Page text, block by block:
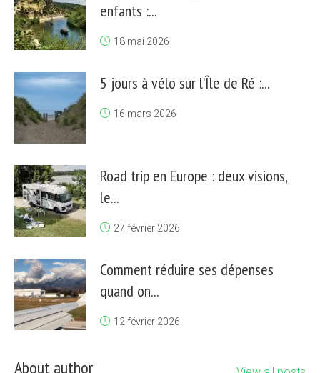
enfants :...
18 mai 2026
5 jours à vélo sur l’Île de Ré :...
16 mars 2026
Road trip en Europe : deux visions,
le...
27 février 2026
Comment réduire ses dépenses
quand on...
12 février 2026
About author